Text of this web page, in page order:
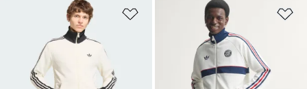
ほしいものリストに追加